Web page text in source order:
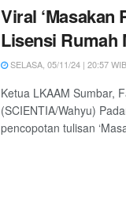
Viral ‘Masakan
Lisensi Rumah
SELASA, 05/11/24 | 20:57 WIB
Ketua LKAAM Sumbar,
(SCIENTIA/Wahyu)
pencopotan tulisan